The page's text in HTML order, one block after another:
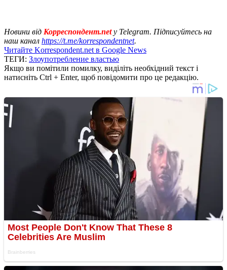
Новини від Корреспондент.net у Telegram. Підписуйтесь на
наш канал https://t.me/korrespondentnet.
Читайте Korrespondent.net в Google News
ТЕГИ: Злоупотребление властью
Якщо ви помітили помилку, виділіть необхідний текст і
натисніть Ctrl + Enter, щоб повідомити про це редакцію.